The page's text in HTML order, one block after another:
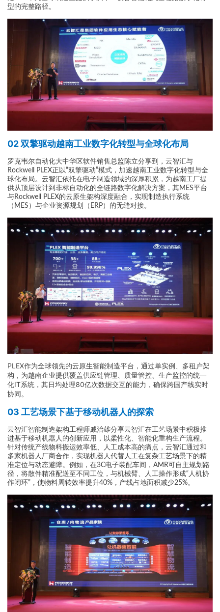
型的完整路径。
02 双擎驱动越南工业数字化转型与全球化布局
罗克韦尔自动化大中华区软件销售总监陈立分享到，云智汇与
Rockwell PLEX正以“双擎驱动”模式，加速越南工业数字化转型与全
球化布局。云智汇依托在电子制造领域的深厚积累，为越南工厂提
供从顶层设计到非标自动化的全链路数字化解决方案，其MES平台
与Rockwell PLEX的云原生架构深度融合，实现制造执行系统
（MES）与企业资源规划（ERP）的无缝对接。
PLEX作为全球领先的云原生智能制造平台，通过单实例、多租户架
构，为越南企业提供覆盖供应链管理、质量管控、生产监控的统一
化IT系统，其日均处理80亿次数据交互的能力，确保跨国产线实时
协同。
03 工艺场景下基于移动机器人的探索
云智汇智能制造架构工程师戚治雄分享云智汇在工艺场景中积极推
进基于移动机器人的创新应用，以柔性化、智能化重构生产流程。
针对传统产线物料搬运效率低、人工成本高的痛点，云智汇通过和
多家机器人厂商合作，实现机器人代替人工在复杂工艺场景下的精
准定位与动态避障。例如，在3C电子装配车间，AMR可自主规划路
径，将散件精准配送至不同工位，与机械臂、人工操作形成“人机协
作闭环”，使物料周转效率提升40%，产线占地面积减少25%。